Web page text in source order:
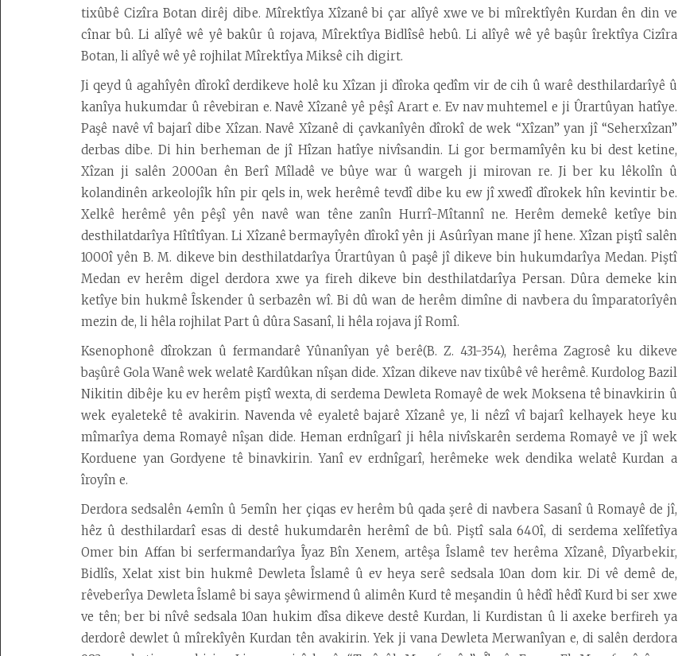
Kurdolojî
Erdnîgarî
Amadekarîyê
tixûbê Cizîra Botan dirêj dibe. Mîrektîya Xîzanê bi çar alîyê xwe ve bi mîrektîyên Kurdan ên din ve
cînar bû. Li alîyê wê yê bakûr û rojava, Mîrektîya Bidlîsê hebû. Li alîyê wê yê başûr îrektîya Cizîra
Botan, li alîyê wê yê rojhilat Mîrektîya Miksê cih digirt.
Ji qeyd û agahîyên dîrokî derdikeve holê ku Xîzan ji dîroka qedîm vir de cih û warê desthilardarîyê û
kanîya hukumdar û rêvebiran e. Navê Xîzanê yê pêşî Arart e. Ev nav muhtemel e ji Ûrartûyan hatîye.
Paşê navê vî bajarî dibe Xîzan. Navê Xîzanê di çavkanîyên dîrokî de wek “Xîzan” yan jî “Seherxîzan”
derbas dibe. Di hin berheman de jî Hîzan hatîye nivîsandin. Li gor bermamîyên ku bi dest ketine,
Xîzan ji salên 2000an ên Berî Mîladê ve bûye war û wargeh ji mirovan re. Ji ber ku lêkolîn û
kolandinên arkeolojîk hîn pir qels in, wek herêmê tevdî dibe ku ew jî xwedî dîrokek hîn kevintir be.
Xelkê herêmê yên pêşî yên navê wan têne zanîn Hurrî-Mîtannî ne. Herêm demekê ketîye bin
desthilatdarîya Hîtîtîyan. Li Xîzanê bermayîyên dîrokî yên ji Asûrîyan mane jî hene. Xîzan piştî salên
1000î yên B. M. dikeve bin desthilatdarîya Ûrartûyan û paşê jî dikeve bin hukumdarîya Medan. Piştî
Medan ev herêm digel derdora xwe ya fireh dikeve bin desthilatdarîya Persan. Dûra demeke kin
ketîye bin hukmê Îskender û serbazên wî. Bi dû wan de herêm dimîne di navbera du împaratorîyên
mezin de, li hêla rojhilat Part û dûra Sasanî, li hêla rojava jî Romî.
Ksenophonê dîrokzan û fermandarê Yûnanîyan yê berê(B. Z. 431-354), herêma Zagrosê ku dikeve
başûrê Gola Wanê wek welatê Kardûkan nîşan dide. Xîzan dikeve nav tixûbê vê herêmê. Kurdolog Bazil
Nikitin dibêje ku ev herêm piştî wexta, di serdema Dewleta Romayê de wek Moksena tê binavkirin û
wek eyaletekê tê avakirin. Navenda vê eyaletê bajarê Xîzanê ye, li nêzî vî bajarî kelhayek heye ku
mîmarîya dema Romayê nîşan dide. Heman erdnîgarî ji hêla nivîskarên serdema Romayê ve jî wek
Korduene yan Gordyene tê binavkirin. Yanî ev erdnîgarî, herêmeke wek dendika welatê Kurdan a
îroyîn e.
Derdora sedsalên 4emîn û 5emîn her çiqas ev herêm bû qada şerê di navbera Sasanî û Romayê de jî,
hêz û desthilardarî esas di destê hukumdarên herêmî de bû. Piştî sala 640î, di serdema xelîfetîya
Omer bin Affan bi serfermandarîya Îyaz Bîn Xenem, artêşa Îslamê tev herêma Xîzanê, Dîyarbekir,
Bidlîs, Xelat xist bin hukmê Dewleta Îslamê û ev heya serê sedsala 10an dom kir. Di vê demê de,
rêveberîya Dewleta Îslamê bi saya şêwirmend û alimên Kurd tê meşandin û hêdî hêdî Kurd bi ser xwe
ve tên; ber bi nîvê sedsala 10an hukim dîsa dikeve destê Kurdan, li Kurdistan û li axeke berfireh ya
derdorê dewlet û mîrekîyên Kurdan tên avakirin. Yek ji vana Dewleta Merwanîyan e, di salên derdora